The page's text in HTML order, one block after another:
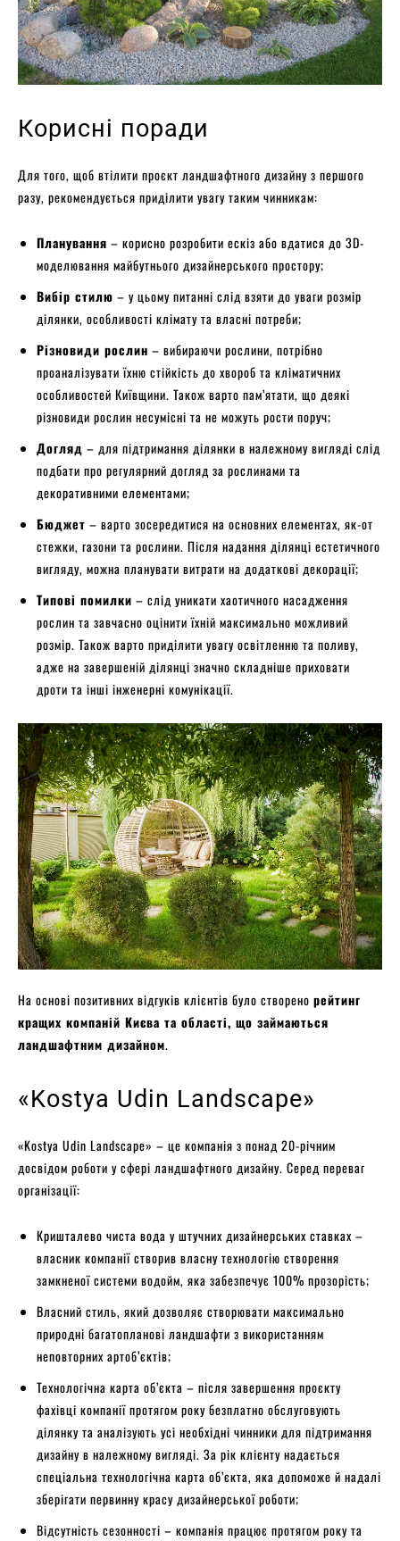
Корисні поради
Для того, щоб втілити проєкт ландшафтного дизайну з першого
разу, рекомендується приділити увагу таким чинникам:
Планування – корисно розробити ескіз або вдатися до 3D-
моделювання майбутнього дизайнерського простору;
Вибір стилю – у цьому питанні слід взяти до уваги розмір
ділянки, особливості клімату та власні потреби;
Різновиди рослин – вибираючи рослини, потрібно
проаналізувати їхню стійкість до хвороб та кліматичних
особливостей Київщини. Також варто пам’ятати, що деякі
різновиди рослин несумісні та не можуть рости поруч;
Догляд – для підтримання ділянки в належному вигляді слід
подбати про регулярний догляд за рослинами та
декоративними елементами;
Бюджет – варто зосередитися на основних елементах, як-от
стежки, газони та рослини. Після надання ділянці естетичного
вигляду, можна планувати витрати на додаткові декорації;
Типові помилки – слід уникати хаотичного насадження
рослин та завчасно оцінити їхній максимально можливий
розмір. Також варто приділити увагу освітленню та поливу,
адже на завершеній ділянці значно складніше приховати
дроти та інші інженерні комунікації.
На основі позитивних відгуків клієнтів було створено рейтинг
кращих компаній Києва та області, що займаються
ландшафтним дизайном.
«Kostya Udin Landscape»
«Kostya Udin Landscape» – це компанія з понад 20-річним
досвідом роботи у сфері ландшафтного дизайну. Серед переваг
організації:
Кришталево чиста вода у штучних дизайнерських ставках –
власник компанії створив власну технологію створення
замкненої системи водойм, яка забезпечує 100% прозорість;
Власний стиль, який дозволяє створювати максимально
природні багатопланові ландшафти з використанням
неповторних артоб’єктів;
Технологічна карта об’єкта – після завершення проєкту
фахівці компанії протягом року безплатно обслуговують
ділянку та аналізують усі необхідні чинники для підтримання
дизайну в належному вигляді. За рік клієнту надається
спеціальна технологічна карта об’єкта, яка допоможе й надалі
зберігати первинну красу дизайнерської роботи;
Відсутність сезонності – компанія працює протягом року та